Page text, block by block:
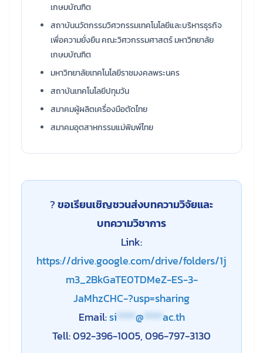
เกษมบัณฑิต
สถาบันนวัตกรรมวิศวกรรมเทคโนโลยีและบริหารธุรกิจ
เพื่อความยั่งยืน คณะวิศวกรรมศาสตร์ มหาวิทยาลัย
เกษมบัณฑิต
มหาวิทยาลัยเทคโนโลยีราชมงคลพระนคร
สถาบันเทคโนโลยีปทุมวัน
สมาคมผู้ผลิตเครื่องมือตัดไทย
สมาคมอุตสาหกรรมแม่พิมพ์ไทย
?ขอเรียนเชิญชวนส่งบทความวิจัยและ
บทความวิชาการ
Link:
https://drive.google.com/drive/folders/1j
m3_2BkGaTE0TDMeZ-ES-3-
JaMhzCHC-?usp=sharing
Email:si****@****ac.th
Tell: 092-396-1005, 096-797-3130